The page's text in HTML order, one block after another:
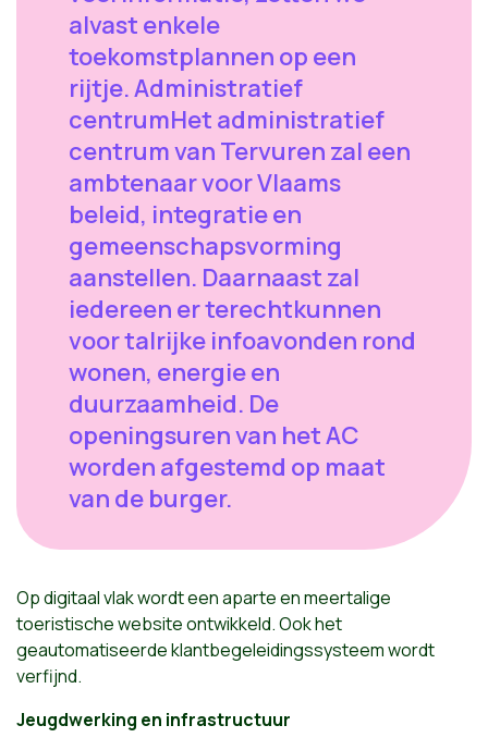
alvast enkele
toekomstplannen op een
rijtje. Administratief
centrumHet administratief
centrum van Tervuren zal een
ambtenaar voor Vlaams
beleid, integratie en
gemeenschapsvorming
aanstellen. Daarnaast zal
iedereen er terechtkunnen
voor talrijke infoavonden rond
wonen, energie en
duurzaamheid. De
openingsuren van het AC
worden afgestemd op maat
van de burger.
Op digitaal vlak wordt een aparte en meertalige
toeristische website ontwikkeld. Ook het
geautomatiseerde klantbegeleidingssysteem wordt
verfijnd.
Jeugdwerking en infrastructuur